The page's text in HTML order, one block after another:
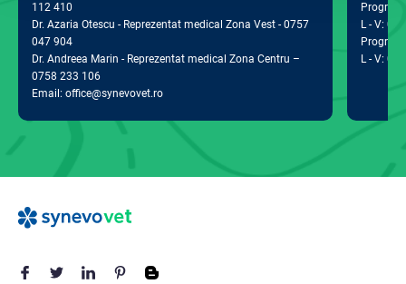
112 410
Dr. Azaria Otescu - Reprezentat medical Zona Vest - 0757
047 904
Dr. Andreea Marin - Reprezentat medical Zona Centru –
0758 233 106
Email: office@synevovet.ro
L - V:
L - V: